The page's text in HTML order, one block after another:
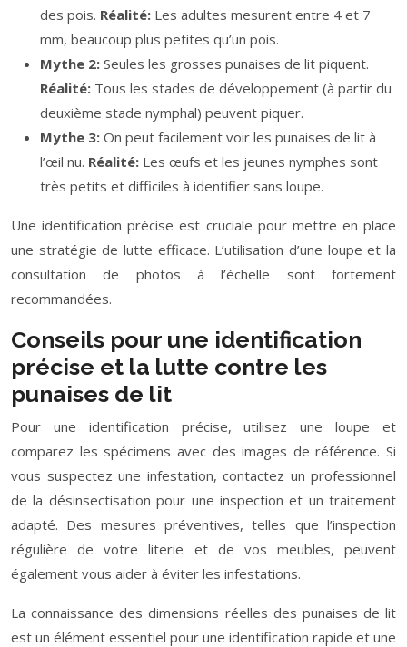
des pois. Réalité: Les adultes mesurent entre 4 et 7
mm, beaucoup plus petites qu’un pois.
Mythe 2: Seules les grosses punaises de lit piquent.
Réalité: Tous les stades de développement (à partir du
deuxième stade nymphal) peuvent piquer.
Mythe 3: On peut facilement voir les punaises de lit à
l’œil nu. Réalité: Les œufs et les jeunes nymphes sont
très petits et difficiles à identifier sans loupe.
Une identification précise est cruciale pour mettre en place
une stratégie de lutte efficace. L’utilisation d’une loupe et la
consultation de photos à l’échelle sont fortement
recommandées.
Conseils pour une identification
précise et la lutte contre les
punaises de lit
Pour une identification précise, utilisez une loupe et
comparez les spécimens avec des images de référence. Si
vous suspectez une infestation, contactez un professionnel
de la désinsectisation pour une inspection et un traitement
adapté. Des mesures préventives, telles que l’inspection
régulière de votre literie et de vos meubles, peuvent
également vous aider à éviter les infestations.
La connaissance des dimensions réelles des punaises de lit
est un élément essentiel pour une identification rapide et une